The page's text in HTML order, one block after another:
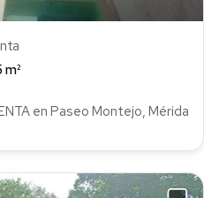
m²
en Paseo Montejo, Mérida